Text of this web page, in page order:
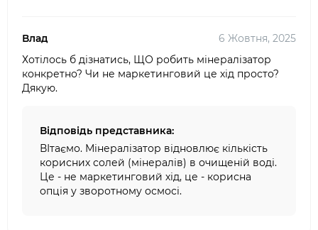
Влад
6 Жовтня, 2025
Хотілось б дізнатись, ЩО робить мінералізатор
конкретно? Чи не маркетинговий це хід просто?
Дякую.
Відповідь представника:
ВІтаємо. Мінералізатор відновлює кількість
корисних солей (мінералів) в очищеній воді.
Це - не маркетинговий хід, це - корисна
опція у зворотному осмосі.